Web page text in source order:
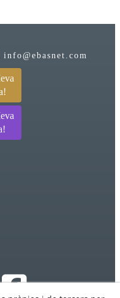
info@ebasnet.com